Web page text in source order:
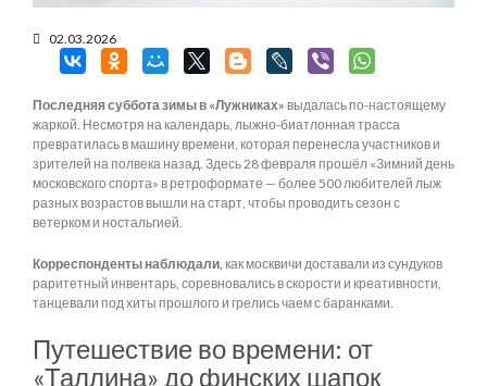
02.03.2026
Последняя суббота зимы в «Лужниках» выдалась по-настоящему
жаркой. Несмотря на календарь, лыжно-биатлонная трасса
превратилась в машину времени, которая перенесла участников и
зрителей на полвека назад. Здесь 28 февраля прошёл «Зимний день
московского спорта» в ретроформате — более 500 любителей лыж
разных возрастов вышли на старт, чтобы проводить сезон с
ветерком и ностальгией.
Корреспонденты наблюдали, как москвичи доставали из сундуков
раритетный инвентарь, соревновались в скорости и креативности,
танцевали под хиты прошлого и грелись чаем с баранками.
Путешествие во времени: от
«Таллина» до финских шапок